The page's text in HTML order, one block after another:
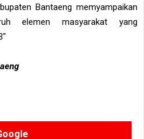
Bantaeng memyampaikan
elemen masyarakat yang